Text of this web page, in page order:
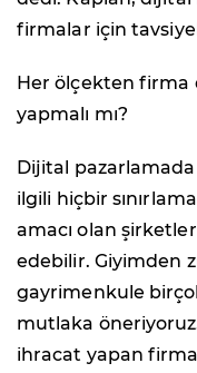
firmalar için
Her ölçekten firma
yapmalı mı?
Dijital
ilgili hiçbir
amacı olan
edebilir. Giyimden
gayrimenkule
mutlaka
ihracat yapan